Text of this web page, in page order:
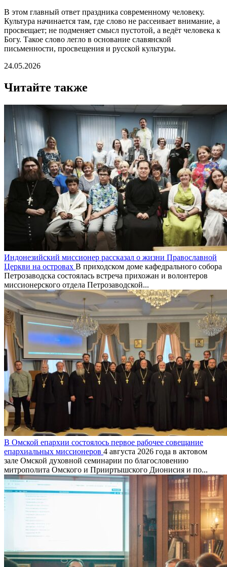
В этом главный ответ праздника современному человеку.
Культура начинается там, где слово не рассеивает внимание, а
просвещает; не подменяет смысл пустотой, а ведёт человека к
Богу. Такое слово легло в основание славянской
письменности, просвещения и русской культуры.
24.05.2026
Читайте также
Индонезийский миссионер рассказал о жизни Православной
Церкви на островах В приходском доме кафедрального собора
Петрозаводска состоялась встреча прихожан и волонтеров
миссионерского отдела Петрозаводской...
В Омской епархии состоялось первое рабочее совещание
епархиальных миссионеров 4 августа 2026 года в актовом
зале Омской духовной семинарии по благословению
митрополита Омского и Прииртышского Дионисия и по...